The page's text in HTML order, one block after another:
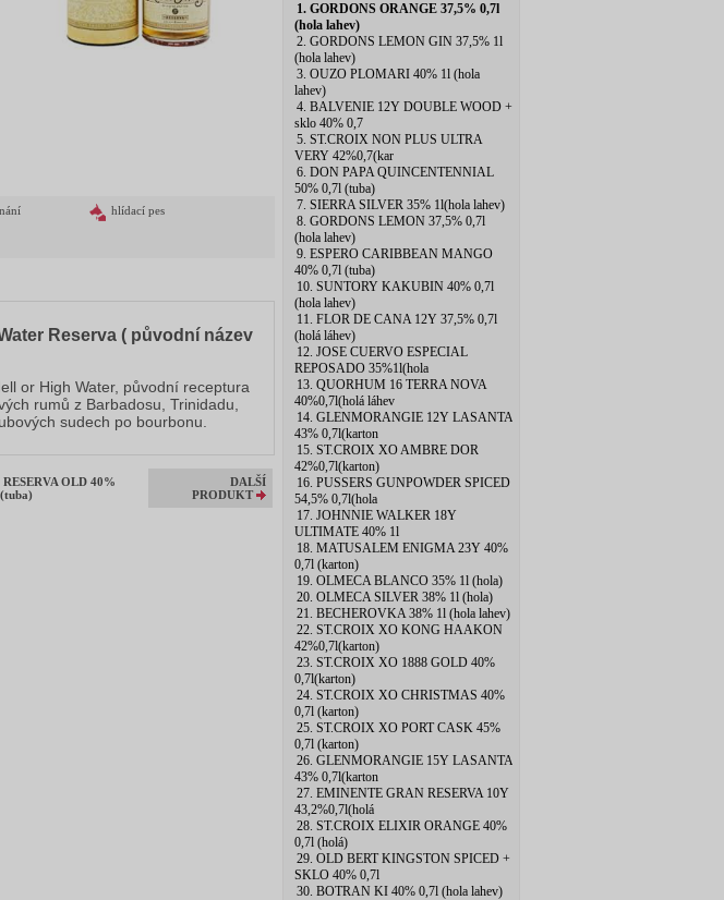
hlídací pes
Reserva ( původní název
or High Water, původní receptura
rumů z Barbadosu, Trinidadu,
sudech po bourbonu.
OLD 40%
DALŠÍ
PRODUKT
1. GORDONS ORANGE 37,5% 0,7l
(hola lahev)
2. GORDONS LEMON GIN 37,5% 1l
(hola lahev)
3. OUZO PLOMARI 40% 1l (hola
lahev)
4. BALVENIE 12Y DOUBLE WOOD +
sklo 40% 0,7
5. ST.CROIX NON PLUS ULTRA
VERY 42%0,7(kar
6. DON PAPA QUINCENTENNIAL
50% 0,7l (tuba)
7. SIERRA SILVER 35% 1l(hola lahev)
8. GORDONS LEMON 37,5% 0,7l
(hola lahev)
9. ESPERO CARIBBEAN MANGO
40% 0,7l (tuba)
10. SUNTORY KAKUBIN 40% 0,7l
(hola lahev)
11. FLOR DE CANA 12Y 37,5% 0,7l
(holá láhev)
12. JOSE CUERVO ESPECIAL
REPOSADO 35%1l(hola
13. QUORHUM 16 TERRA NOVA
40%0,7l(holá láhev
14. GLENMORANGIE 12Y LASANTA
43% 0,7l(karton
15. ST.CROIX XO AMBRE DOR
42%0,7l(karton)
16. PUSSERS GUNPOWDER SPICED
54,5% 0,7l(hola
17. JOHNNIE WALKER 18Y
ULTIMATE 40% 1l
18. MATUSALEM ENIGMA 23Y 40%
0,7l (karton)
19. OLMECA BLANCO 35% 1l (hola)
20. OLMECA SILVER 38% 1l (hola)
21. BECHEROVKA 38% 1l (hola lahev)
22. ST.CROIX XO KONG HAAKON
42%0,7l(karton)
23. ST.CROIX XO 1888 GOLD 40%
0,7l(karton)
24. ST.CROIX XO CHRISTMAS 40%
0,7l (karton)
25. ST.CROIX XO PORT CASK 45%
0,7l (karton)
26. GLENMORANGIE 15Y LASANTA
43% 0,7l(karton
27. EMINENTE GRAN RESERVA 10Y
43,2%0,7l(holá
28. ST.CROIX ELIXIR ORANGE 40%
0,7l (holá)
29. OLD BERT KINGSTON SPICED +
SKLO 40% 0,7l
30. BOTRAN KI 40% 0,7l (hola lahev)